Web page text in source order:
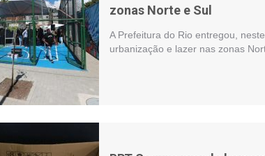
zonas Norte e Sul
A Prefeitura do Rio entregou,
urbanização e lazer nas zonas